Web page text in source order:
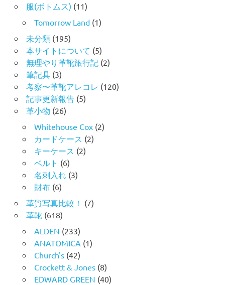
服(ボトムス) (11)
Tomorrow Land(1)
未分類(195)
本サイトについて (5)
無理やり革靴旅行記 (2)
筆記具(3)
考察〜革靴アレコレ (120)
記事更新報告(5)
革小物 (26)
Whitehouse Cox(2)
カードケース (2)
キーケース (2)
ベルト (6)
名刺入れ (3)
財布(6)
革質写真比較！ (7)
革靴(618)
ALDEN (233)
ANATOMICA (1)
Church's(42)
Crockett & Jones(8)
EDWARD GREEN (40)